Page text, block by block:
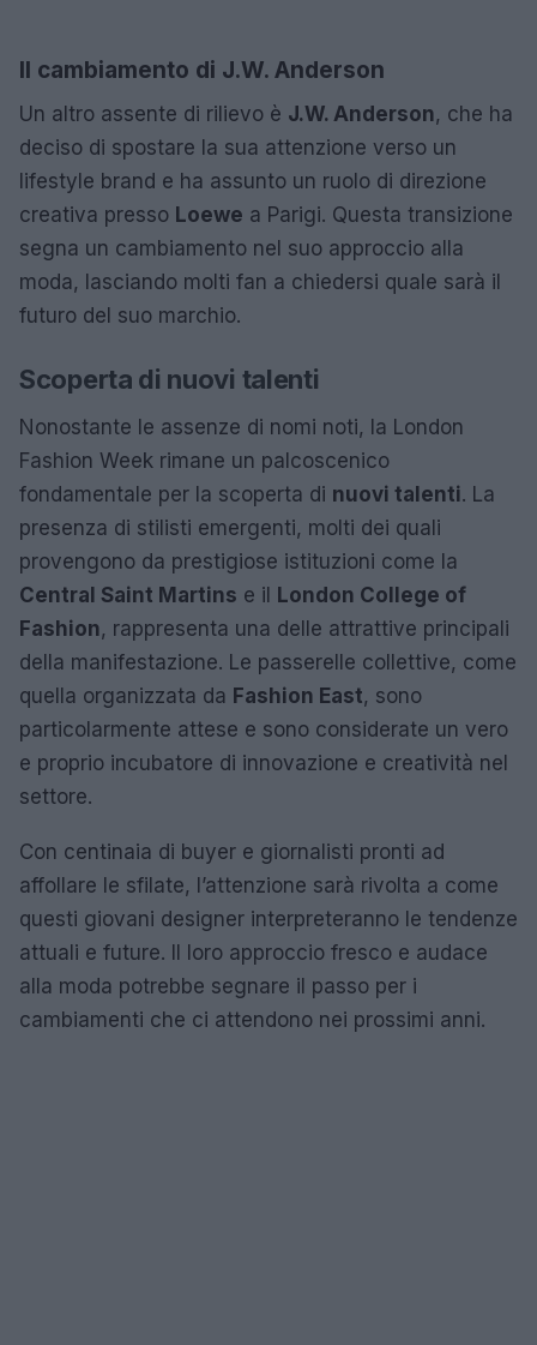
Il cambiamento di J.W. Anderson
Un altro assente di rilievo è J.W. Anderson, che ha
deciso di spostare la sua attenzione verso un
lifestyle brand e ha assunto un ruolo di direzione
creativa presso Loewe a Parigi. Questa transizione
segna un cambiamento nel suo approccio alla
moda, lasciando molti fan a chiedersi quale sarà il
futuro del suo marchio.
Scoperta di nuovi talenti
Nonostante le assenze di nomi noti, la London
Fashion Week rimane un palcoscenico
fondamentale per la scoperta di nuovi talenti. La
presenza di stilisti emergenti, molti dei quali
provengono da prestigiose istituzioni come la
Central Saint Martins e il London College of
Fashion, rappresenta una delle attrattive principali
della manifestazione. Le passerelle collettive, come
quella organizzata da Fashion East, sono
particolarmente attese e sono considerate un vero
e proprio incubatore di innovazione e creatività nel
settore.
Con centinaia di buyer e giornalisti pronti ad
affollare le sfilate, l’attenzione sarà rivolta a come
questi giovani designer interpreteranno le tendenze
attuali e future. Il loro approccio fresco e audace
alla moda potrebbe segnare il passo per i
cambiamenti che ci attendono nei prossimi anni.